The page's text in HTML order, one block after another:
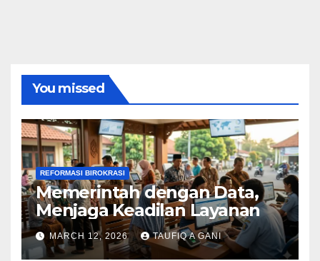
You missed
REFORMASI BIROKRASI
Memerintah dengan Data,
Menjaga Keadilan Layanan
MARCH 12, 2026 TAUFIQ A GANI